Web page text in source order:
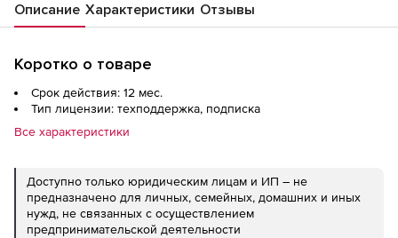
Описание Характеристики Отзывы
Коротко о товаре
Срок действия: 12 мес.
Тип лицензии: техподдержка, подписка
Все характеристики
Доступно только юридическим лицам и ИП – не
предназначено для личных, семейных, домашних и иных
нужд, не связанных с осуществлением
предпринимательской деятельности